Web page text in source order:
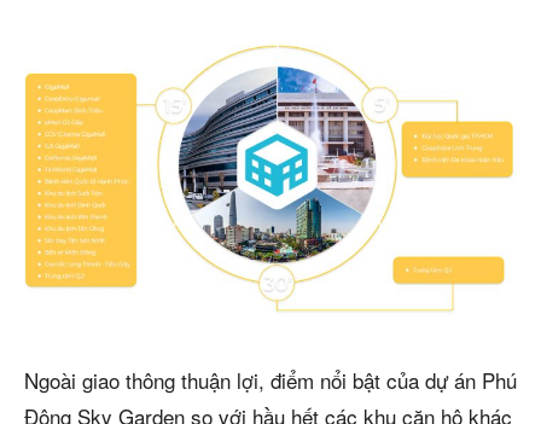
Ngoài giao thông thuận lợi, điểm nổi bật của dự án Phú
Đông Sky Garden so với hầu hết các khu căn hộ khác